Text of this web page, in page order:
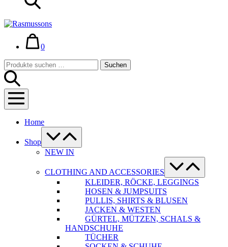
Warenkorb
0im
Suche-
Schalter
Suchen
nach:
Suchen
Menü-
Schalter
Home
Shop
Menü-
Schalter
NEW IN
CLOTHING AND ACCESSORIES
Menü-
Schalter
KLEIDER, RÖCKE, LEGGINGS
HOSEN & JUMPSUITS
PULLIS, SHIRTS & BLUSEN
JACKEN & WESTEN
GÜRTEL, MÜTZEN, SCHALS &
HANDSCHUHE
TÜCHER